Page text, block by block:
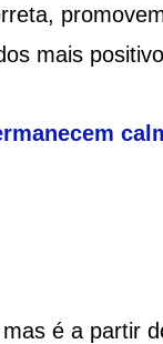
mais
é a partir